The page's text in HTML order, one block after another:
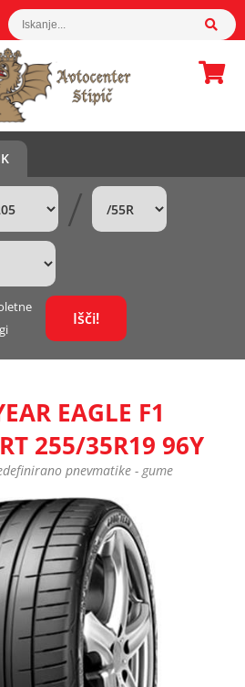
/
EAGLE F1
255/35R19 96Y
pnevmatike - gume